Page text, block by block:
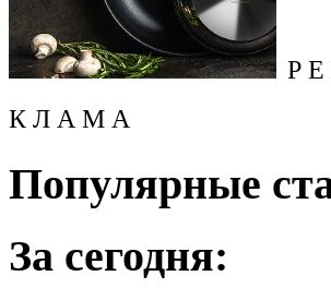
Р
К Л А М А
Популярные
За сегодня: